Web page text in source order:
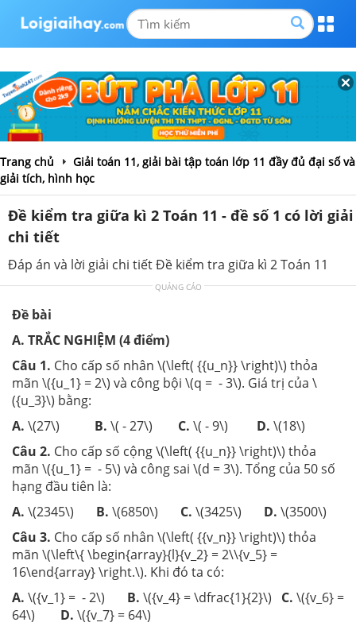
Trang chủ
Giải toán 11, giải bài tập toán lớp 11 đầy đủ đại số và
giải tích, hình học
Đề kiểm tra giữa kì 2 Toán 11 - đề số 1 có lời giải
chi tiết
Đáp án và lời giải chi tiết Đề kiểm tra giữa kì 2 Toán 11
QUẢNG CÁO
Đề bài
A. TRẮC NGHIỆM (4 điểm)
Câu 1. Cho cấp số nhân \(\left( {{u_n}} \right)\) thỏa
mãn \({u_1} = 2\) và công bội \(q = - 3\). Giá trị của \
({u_3}\) bằng:
A. \(27\) B. \( - 27\) C. \( - 9\) D. \(18\)
Câu 2. Cho cấp số cộng \(\left( {{u_n}} \right)\) thỏa
mãn \({u_1} = - 5\) và công sai \(d = 3\). Tổng của 50 số
hạng đầu tiên là:
A. \(2345\) B. \(6850\) C. \(3425\) D. \(3500\)
Câu 3. Cho cấp số nhân \(\left( {{v_n}} \right)\) thỏa
mãn \(\left\{ \begin{array}{l}{v_2} = 2\\{v_5} =
16\end{array} \right.\). Khi đó ta có:
A. \({v_1} = - 2\) B. \({v_4} = \dfrac{1}{2}\) C. \({v_6} =
64\) D. \({v_7} = 64\)